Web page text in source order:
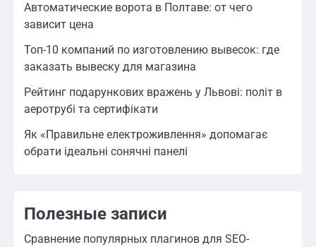
Автоматические ворота в Полтаве: от чего
зависит цена
Топ-10 компаний по изготовлению вывесок: где
заказать вывеску для магазина
Рейтинг подарункових вражень у Львові: політ в
аеротрубі та сертифікати
Як «Правильне електроживлення» допомагає
обрати ідеальні сонячні панелі
Полезные записи
Сравнение популярных плагинов для SEO-